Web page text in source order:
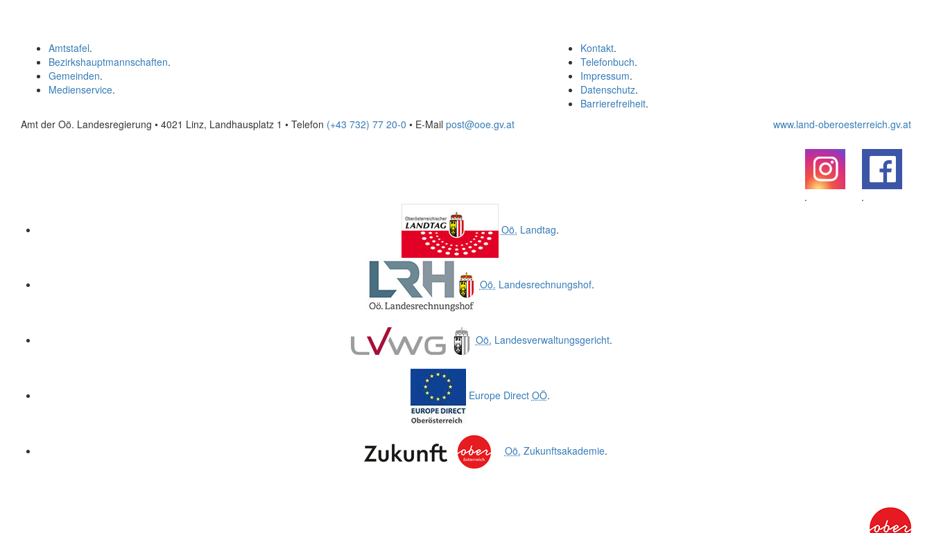
Kontakt.
Telefonbuch.
Impressum.
Datenschutz.
Barrierefreiheit.
Amtstafel.
Bezirkshauptmannschaften.
Gemeinden.
Medienservice.
Amt der Oö. Landesregierung • 4021 Linz, Landhausplatz 1 • Telefon (+43 732) 77 20-0 • E-Mail post@ooe.gv.at www.land-oberoesterreich.gv.at
.
.
Oö. Landtag.
Oö. Landesrechnungshof.
Oö. Landesverwaltungsgericht.
Europe Direct OÖ.
Oö. Zukunftsakademie.